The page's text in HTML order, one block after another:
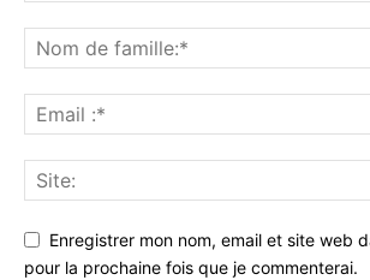
Enregistrer mon nom, email et site web
pour la prochaine fois que je commenterai.